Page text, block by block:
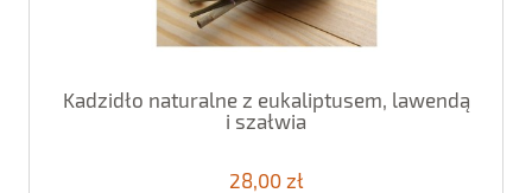
Kadzidło naturalne z eukaliptusem, lawendą
i szałwią
28,00 zł